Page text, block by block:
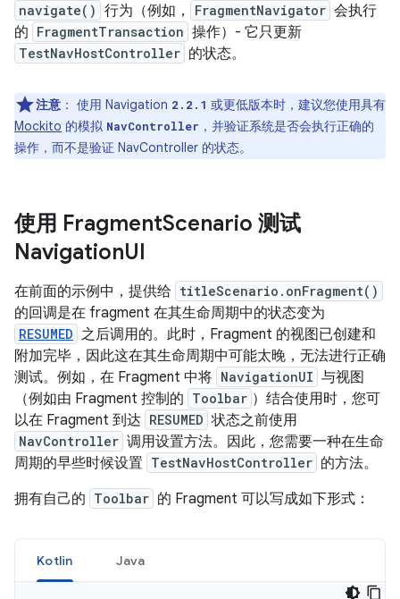
navigate() 行为（例如， FragmentNavigator 会执行
的 FragmentTransaction 操作）- 它只更新
TestNavHostController 的状态。
注意 ： 使用 Navigation 2.2.1 或更低版本时，建议您使用具有
Mockito 的模拟 NavController ，并验证系统是否会执行正确的
操作，而不是验证 NavController 的状态。
使用 FragmentScenario 测试
NavigationUI
在前面的示例中，提供给 titleScenario.onFragment()
的回调是在 fragment 在其生命周期中的状态变为
RESUMED 之后调用的。此时，Fragment 的视图已创建和
附加完毕，因此这在其生命周期中可能太晚，无法进行正确
测试。例如，在 Fragment 中将 NavigationUI 与视图
（例如由 Fragment 控制的 Toolbar ）结合使用时，您可
以在 Fragment 到达 RESUMED 状态之前使用
NavController 调用设置方法。因此，您需要一种在生命
周期的早些时候设置 TestNavHostController 的方法。
拥有自己的 Toolbar 的 Fragment 可以写成如下形式：
Kotlin Java